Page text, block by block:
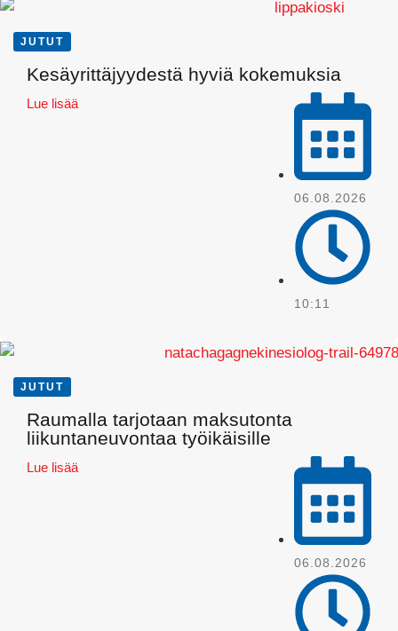
LinkedIn
Pinterest
JUTUT
Kesäyrittäjyydestä hyviä kokemuksia
Lue lisää
06.08.2026
10:11
JUTUT
Raumalla tarjotaan maksutonta
liikuntaneuvontaa työikäisille
Lue lisää
06.08.2026